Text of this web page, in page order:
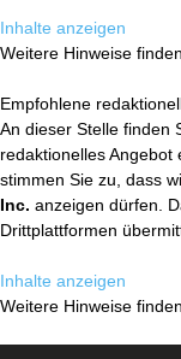
Inhalte anzeigen
Weitere Hinweise
Empfohlene
An dieser Stelle finden
redaktionelles
stimmen Sie zu, dass
Inc. anzeigen dürfen.
Drittplattformen
Inhalte anzeigen
Weitere Hinweise